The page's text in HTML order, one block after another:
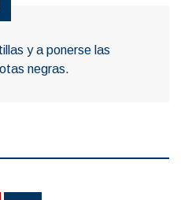
y a ponerse las
negras.